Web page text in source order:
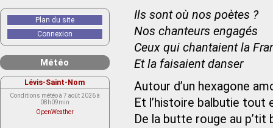
Ils sont où nos poètes ?
Nos chanteurs engagés
Ceux qui chantaient la
Et la faisaient danser
Autour d’un hexagone
Et l’histoire balbutie tout
De la butte rouge au p’tit
Plan du site
Connexion
Météo
Lévis-Saint-Nom
Conditions météo à 7 août 2026 à
08h09min
OpenWeather